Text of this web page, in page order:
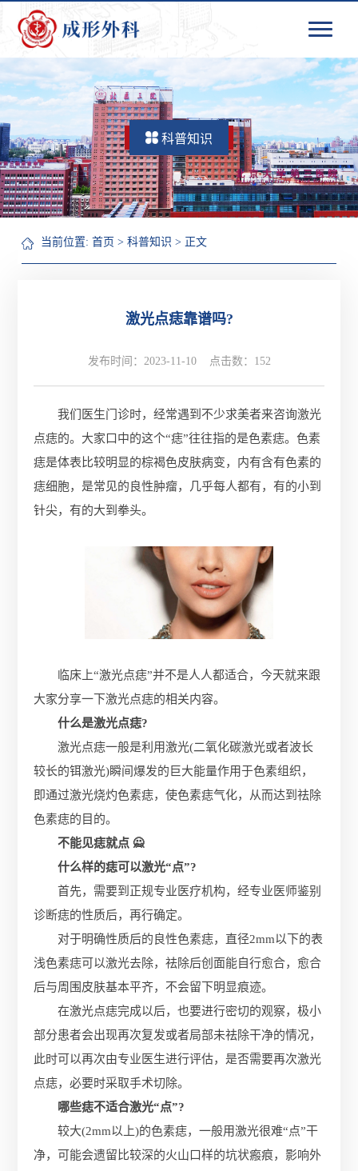
科普知识
当前位置:首页 >科普知识 > 正文
激光点痣靠谱吗?
发布时间：2023-11-10 点击数： 152
我们医生门诊时，经常遇到不少求美者来咨询激光
点痣的。大家口中的这个“痣”往往指的是色素痣。色素
痣是体表比较明显的棕褐色皮肤病变，内有含有色素的
痣细胞，是常见的良性肿瘤，几乎每人都有，有的小到
针尖，有的大到拳头。
临床上“激光点痣”并不是人人都适合，今天就来跟
大家分享一下激光点痣的相关内容。
什么是激光点痣?
激光点痣一般是利用激光(二氧化碳激光或者波长
较长的铒激光)瞬间爆发的巨大能量作用于色素组织，
即通过激光烧灼色素痣，使色素痣气化，从而达到祛除
色素痣的目的。
不能见痣就点 🙅
什么样的痣可以激光“点”?
首先，需要到正规专业医疗机构，经专业医师鉴别
诊断痣的性质后，再行确定。
对于明确性质后的良性色素痣，直径2mm以下的表
浅色素痣可以激光去除，祛除后创面能自行愈合，愈合
后与周围皮肤基本平齐，不会留下明显痕迹。
在激光点痣完成以后，也要进行密切的观察，极小
部分患者会出现再次复发或者局部未祛除干净的情况，
此时可以再次由专业医生进行评估，是否需要再次激光
点痣，必要时采取手术切除。
哪些痣不适合激光“点”?
较大(2mm以上)的色素痣，一般用激光很难“点”干
净，可能会遗留比较深的火山口样的坑状瘢痕，影响外